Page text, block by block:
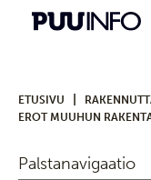
ETUSIVU
EROT MUUHUN
Palstanavigaatio